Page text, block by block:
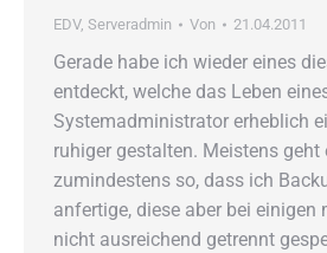
EDV, Serveradmin Von 21.04.2011
Gerade habe ich wieder eines
entdeckt, welche das Leben
Systemadministrator erheblich
ruhiger gestalten. Meistens geht
zumindestens so, dass ich
anfertige, diese aber bei einigen
nicht ausreichend getrennt